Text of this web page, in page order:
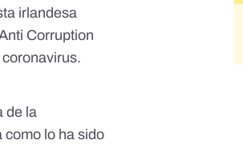
irlandesa
Corruption
de la
como lo ha sido